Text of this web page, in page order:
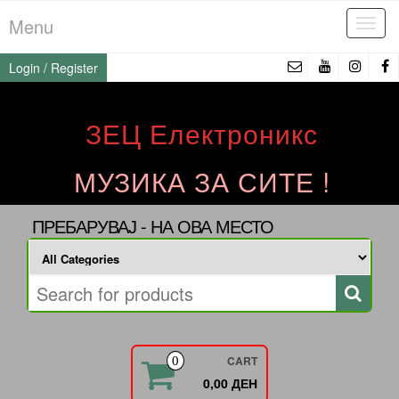
to
the
content
Menu
Login / Register
ЗЕЦ Електроникс
МУЗИКА ЗА СИТЕ !
ПРЕБАРУВАЈ - НА ОВА МЕСТО
0 CART
0,00 ДЕН